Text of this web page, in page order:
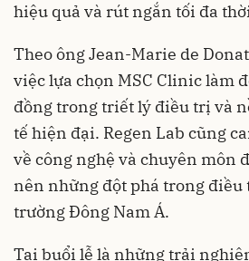
hiệu quả và rút ngắn tối đa
Theo ông Jean-Marie de
việc lựa chọn MSC Clinic làm
đồng trong triết lý điều trị và
tế hiện đại. Regen Lab cũng
về công nghệ và chuyên môn
nên những đột phá trong
trường Đông Nam Á.
Tại buổi lễ là những trải